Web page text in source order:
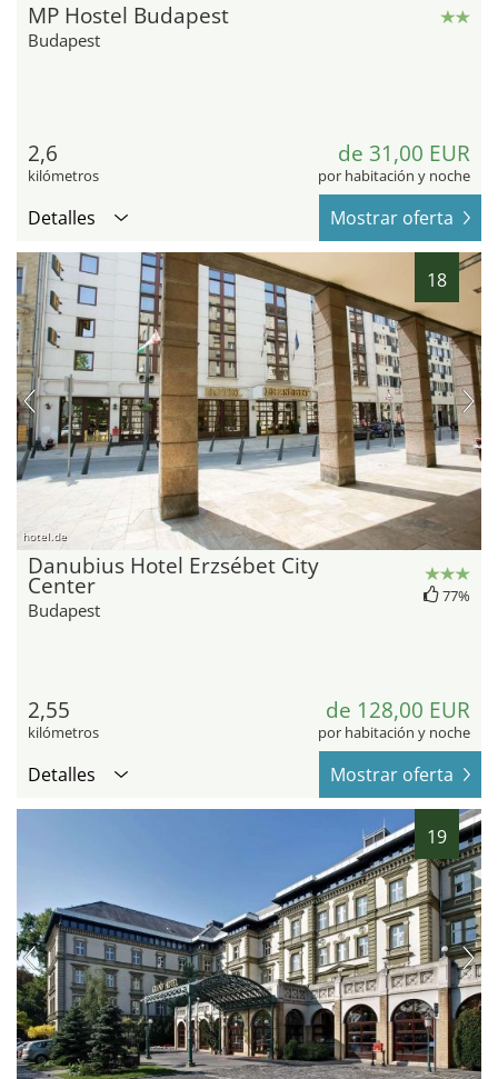
MP Hostel Budapest
Budapest
2,6
kilómetros
de 31,00 EUR
por habitación y noche
Detalles Mostrar oferta
18
hotel.de
Danubius Hotel Erzsébet City
Center
Budapest
77%
2,55
kilómetros
de 128,00 EUR
por habitación y noche
Detalles Mostrar oferta
19